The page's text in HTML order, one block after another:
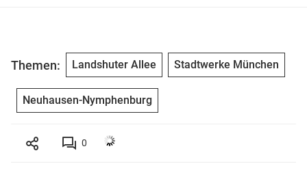
Themen: Landshuter Allee Stadtwerke München
Neuhausen-Nymphenburg
0